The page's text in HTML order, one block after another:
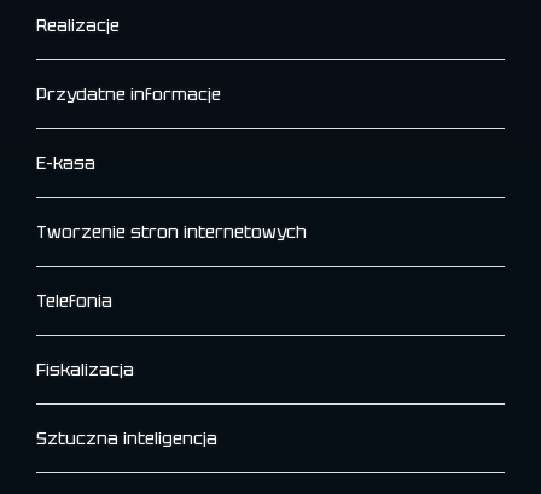
Realizacje
Przydatne informacje
E-kasa
Tworzenie stron internetowych
Telefonia
Fiskalizacja
Sztuczna inteligencja